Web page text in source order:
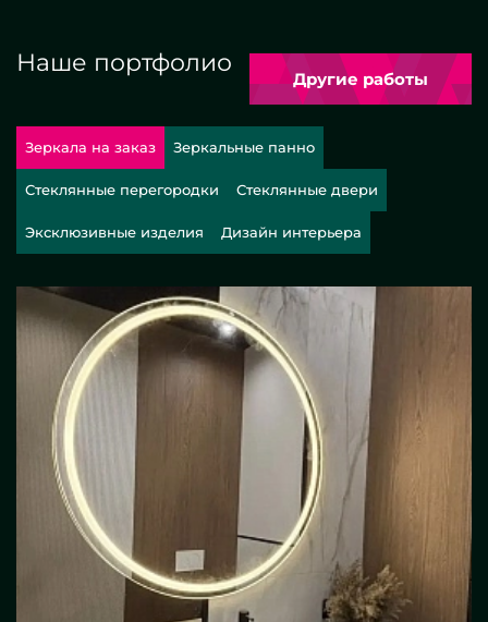
Наше портфолио
Другие работы
Зеркала на заказ Зеркальные панно
Стеклянные перегородки Стеклянные двери
Эксклюзивные изделия Дизайн интерьера